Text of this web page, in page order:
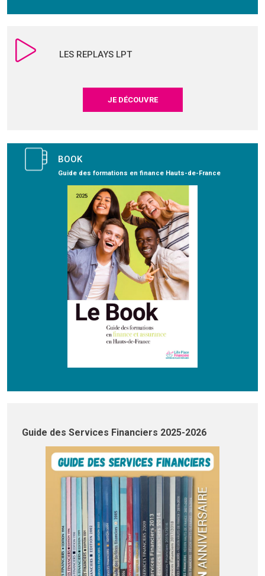
LES REPLAYS LPT
JE DÉCOUVRE
BOOK
Guide des formations en finance Hauts-de-France
Guide des Services Financiers 2025-2026